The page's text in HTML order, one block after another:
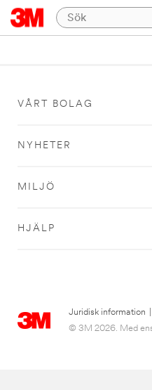
VÅRT BOLAG
NYHETER
MILJÖ
HJÄLP
Juridisk information
© 3M 2026. Med